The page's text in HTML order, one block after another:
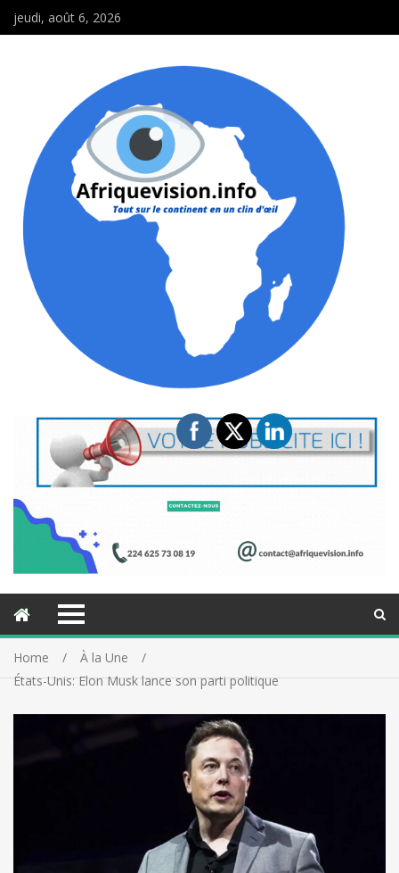
jeudi, août 6, 2026
Home
À la Une
États-Unis: Elon Musk lance son parti politique